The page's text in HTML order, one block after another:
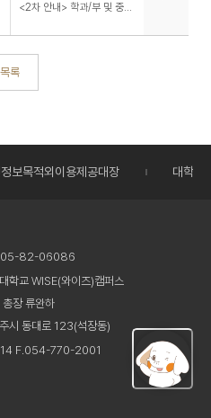
<2차 안내> 학과/부 및 중앙 동아리별 기금 모금 사업 지원 안내
목록
보목적외이용제공대장 대학정
82-06086
학교 WISE(와이즈)캠퍼스
총장 류완하
시 동대로 123(석장동)
F.054-770-2001